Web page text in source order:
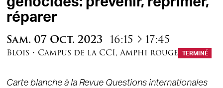
réparer
Sam. 07 Oct. 2023 16:15 à17:45
Blois • Campus de la CCI, Amphi rouge TERMINÉ
Carte blanche à la Revue Questions internationales